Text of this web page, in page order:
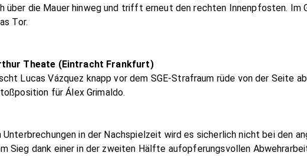
über die Mauer hinweg und trifft erneut den rechten Innenpfosten. Im
Tor.
Theate (Eintracht Frankfurt)
Lucas Vázquez knapp vor dem SGE-Strafraum rüde von der Seite
für Álex Grimaldo.
Unterbrechungen in der Nachspielzeit wird es sicherlich nicht bei den
Sieg dank einer in der zweiten Hälfte aufopferungsvollen